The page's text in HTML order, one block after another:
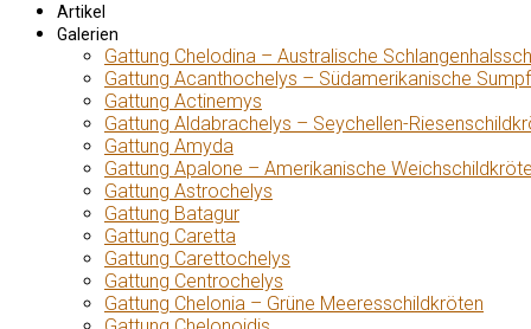
Artikel
Galerien
Gattung Chelodina – Australische
Gattung Acanthochelys – Südamerikanische
Gattung Actinemys
Gattung Aldabrachelys – Seychellen-
Gattung Amyda
Gattung Apalone – Amerikanische
Gattung Astrochelys
Gattung Batagur
Gattung Caretta
Gattung Carettochelys
Gattung Centrochelys
Gattung Chelonia – Grüne Meeresschildkröten